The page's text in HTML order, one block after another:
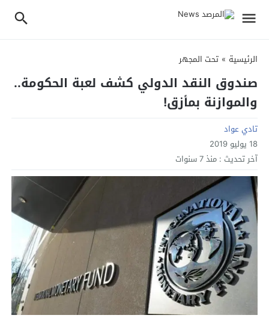
الرئيسية » تحت المجهر
صندوق النقد الدولي كشف لعبة الحكومة..
والموازنة بمأزق!
تادي عواد
18 يوليو 2019
آخر تحديث : منذ 7 سنوات